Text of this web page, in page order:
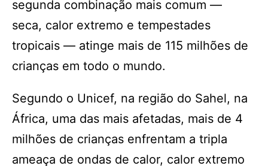
segunda combinação mais comum —
seca, calor extremo e tempestades
tropicais — atinge mais de 115 milhões de
crianças em todo o mundo.
Segundo o Unicef, na região do Sahel, na
África, uma das mais afetadas, mais de 4
milhões de crianças enfrentam a tripla
ameaça de ondas de calor, calor extremo